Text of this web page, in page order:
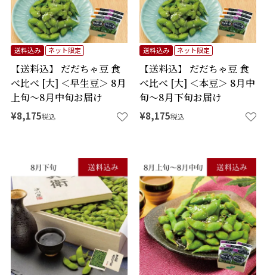
【送料込】 だだちゃ豆 食
べ比べ [大] ＜早生豆＞ 8月
上旬～8月中旬お届け
送料込み ネット限定
¥8,175税込
【送料込】 だだちゃ豆 食
べ比べ [大] ＜本豆＞ 8月中
旬～8月下旬お届け
送料込み ネット限定
¥8,175税込